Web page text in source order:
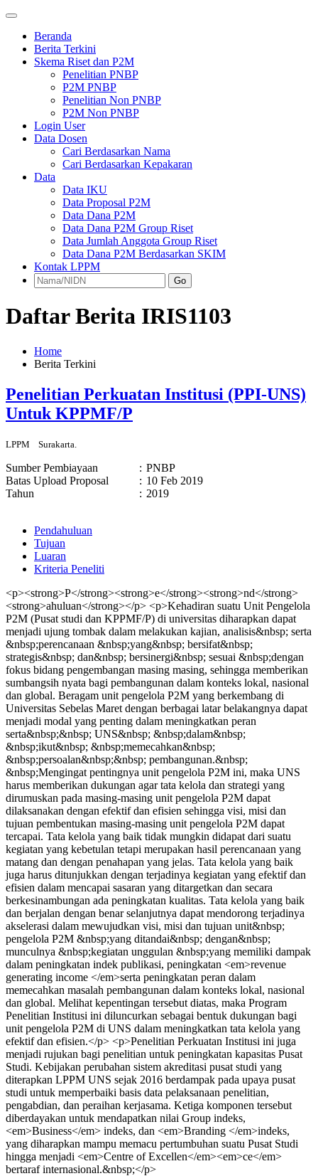
Beranda
Berita Terkini
Skema Riset dan P2M
Penelitian PNBP
P2M PNBP
Penelitian Non PNBP
P2M Non PNBP
Login User
Data Dosen
Cari Berdasarkan Nama
Cari Berdasarkan Kepakaran
Data
Data IKU
Data Proposal P2M
Data Dana P2M
Data Dana P2M Group Riset
Data Jumlah Anggota Group Riset
Data Dana P2M Berdasarkan SKIM
Kontak LPPM
Go
Daftar Berita IRIS1103
Home
Berita Terkini
Penelitian Perkuatan Institusi (PPI-UNS)
Untuk KPPMF/P
LPPM Surakarta.
Sumber Pembiayaan : PNBP
Batas Upload Proposal
: 10 Feb 2019
Tahun
: 2019
Pendahuluan
Tujuan
Luaran
Kriteria Peneliti
<p><strong>P</strong><strong>e</strong><strong>nd</strong>
<strong>ahuluan</strong></p> <p>Kehadiran suatu Unit Pengelola
P2M (Pusat studi dan KPPMF/P) di universitas diharapkan dapat
menjadi ujung tombak dalam melakukan kajian, analisis&nbsp; serta
&nbsp;perencanaan &nbsp;yang&nbsp; bersifat&nbsp;
strategis&nbsp; dan&nbsp; bersinergi&nbsp; sesuai &nbsp;dengan
fokus bidang pengembangan masing masing, sehingga memberikan
sumbangsih nyata bagi pembangunan dalam konteks lokal, nasional
dan global. Beragam unit pengelola P2M yang berkembang di
Universitas Sebelas Maret dengan berbagai latar belakangnya dapat
menjadi modal yang penting dalam meningkatkan peran
serta&nbsp;&nbsp; UNS&nbsp; &nbsp;dalam&nbsp;
&nbsp;ikut&nbsp; &nbsp;memecahkan&nbsp;
&nbsp;persoalan&nbsp;&nbsp; pembangunan.&nbsp;
&nbsp;Mengingat pentingnya unit pengelola P2M ini, maka UNS
harus memberikan dukungan agar tata kelola dan strategi yang
dirumuskan pada masing-masing unit pengelola P2M dapat
dilaksanakan dengan efektif dan efisien sehingga visi, misi dan
tujuan pembentukan masing-masing unit pengelola P2M dapat
tercapai. Tata kelola yang baik tidak mungkin didapat dari suatu
kegiatan yang kebetulan tetapi merupakan hasil perencanaan yang
matang dan dengan penahapan yang jelas. Tata kelola yang baik
juga harus ditunjukkan dengan terjadinya kegiatan yang efektif dan
efisien dalam mencapai sasaran yang ditargetkan dan secara
berkesinambungan ada peningkatan kualitas. Tata kelola yang baik
dan berjalan dengan benar selanjutnya dapat mendorong terjadinya
akselerasi dalam mewujudkan visi, misi dan tujuan unit&nbsp;
pengelola P2M &nbsp;yang ditandai&nbsp; dengan&nbsp;
munculnya &nbsp;kegiatan unggulan &nbsp;yang memiliki dampak
dalam peningkatan indek publikasi, peningkatan <em>revenue
generating income </em>serta peningkatan peran dalam
memecahkan masalah pembangunan dalam konteks lokal, nasional
dan global. Melihat kepentingan tersebut diatas, maka Program
Penelitian Institusi ini diluncurkan sebagai bentuk dukungan bagi
unit pengelola P2M di UNS dalam meningkatkan tata kelola yang
efektif dan efisien.</p> <p>Penelitian Perkuatan Institusi ini juga
menjadi rujukan bagi penelitian untuk peningkatan kapasitas Pusat
Studi. Kebijakan perubahan sistem akreditasi pusat studi yang
diterapkan LPPM UNS sejak 2016 berdampak pada upaya pusat
studi untuk memperbaiki basis data pelaksanaan penelitian,
pengabdian, dan peraihan kerjasama. Ketiga komponen tersebut
diberdayakan untuk mendapatkan nilai Group indeks,
<em>Business</em> indeks, dan <em>Branding </em>indeks,
yang diharapkan mampu memacu pertumbuhan suatu Pusat Studi
hingga menjadi <em>Centre of Excellen</em><em>ce</em>
bertaraf internasional.&nbsp;</p>